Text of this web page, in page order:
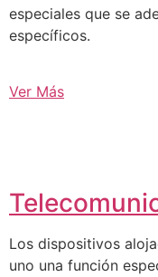
especiales que se
específicos.
Ver Más
Los dispositivos
uno una función